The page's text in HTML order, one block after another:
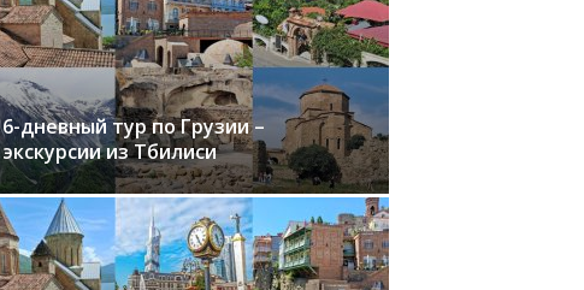
6-дневный тур по Грузии –
экскурсии из Тбилиси